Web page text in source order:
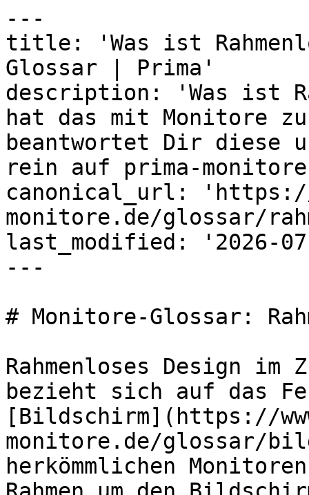
---
title: 'Was ist
Glossar | Prima'
description: 'Was ist
hat das mit Monitore
beantwortet Dir diese
rein auf prima-
canonical_url: 'https://
monitore.de/glossar/
last_modified: '2026-
---
# Monitore-Glossar:
Rahmenloses Design im
bezieht sich auf das
[Bildschirm](https://
monitore.de/glossar/
herkömmlichen